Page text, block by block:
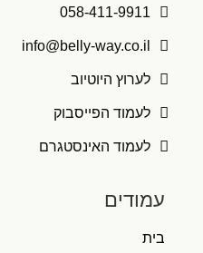

058-411-9911

info@belly-way.co.il
 לערוץ היוטיוב
 לעמוד הפייסבוק
 לעמוד האינסטגרם
עמודים
בית